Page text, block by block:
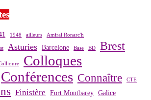
1948 ailleurs Amiral Ronarc'h
Asturies Barcelone Base BD Brest
Colloques
Conférences Connaître CTE
Finistère Fort Montbarey Galice